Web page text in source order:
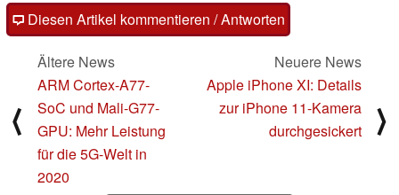
#MadeWithBlade continues to grow and currently
features artists such as Murda Beatz, Sonny Digital and
the ODESZA Live Visual team, with many more to come.
AVAILABILITY
Studio Edition Blades will be made available later this
year. Official pricing and availability to be announced at a
Diesen Artikel kommentieren / Antworten
⟨
Ältere News
ARM Cortex-A77-
SoC und Mali-G77-
GPU: Mehr Leistung
für die 5G-Welt in
2020
Neuere News
Apple iPhone XI: Details
zur iPhone 11-Kamera
durchgesickert
⟩